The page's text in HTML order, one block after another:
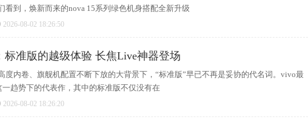
看到，焕新而来的nova 15系列绿色机身搭配全新升级
2026-08-02 18:26:50
标准版的越级体验 长焦Live神器登场
度内卷、旗舰机配置不断下放的大背景下，“标准版”早已不再是妥协的代名词。vivo最
趋势下的代表作，其中的标准版不仅没有在
2026-08-02 18:26:20